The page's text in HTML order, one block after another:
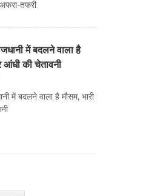
तफरी
में बदलने वाला है
आंधी की चेतावनी
में बदलने वाला है मौसम, भारी